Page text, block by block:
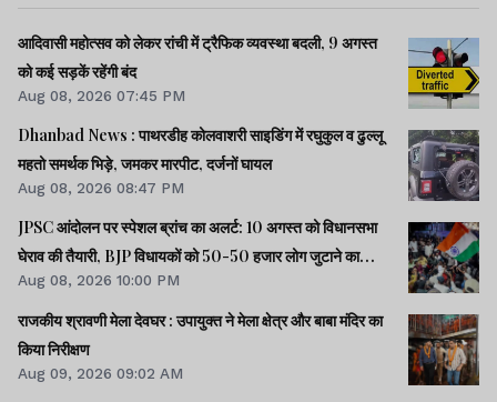
आदिवासी महोत्सव को लेकर रांची में ट्रैफिक व्यवस्था बदली, 9 अगस्त
को कई सड़कें रहेंगी बंद
Aug 08, 2026 07:45 PM
Dhanbad News : पाथरडीह कोलवाशरी साइडिंग में रघुकुल व ढुल्लू
महतो समर्थक भिड़े, जमकर मारपीट, दर्जनों घायल
Aug 08, 2026 08:47 PM
JPSC आंदोलन पर स्पेशल ब्रांच का अलर्ट: 10 अगस्त को विधानसभा
घेराव की तैयारी, BJP विधायकों को 50-50 हजार लोग जुटाने का
टास्क
Aug 08, 2026 10:00 PM
राजकीय श्रावणी मेला देवघर : उपायुक्त ने मेला क्षेत्र और बाबा मंदिर का
किया निरीक्षण
Aug 09, 2026 09:02 AM